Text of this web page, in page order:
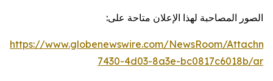
الصور المصاحبة لهذا الإعلان متاحة على:
https://www.globenewswire.com/NewsRoom/
7430-4d03-8a3e-bc0817c6018b/ar